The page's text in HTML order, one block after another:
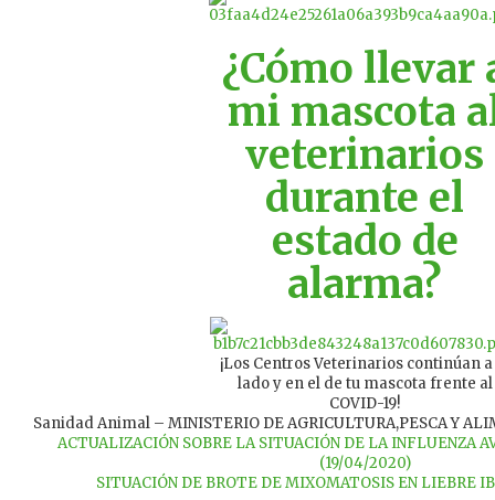
¿Cómo llevar
mi mascota
veterinarios
durante el
estado de
alarma?
¡Los Centros Veterinarios continúan
lado y en el de tu mascota frente al
COVID-19!
Sanidad Animal – MINISTERIO DE AGRICULTURA,PESCA Y
ACTUALIZACIÓN SOBRE LA SITUACIÓN DE LA INFLUENZA
(19/04/2020)
SITUACIÓN DE BROTE DE MIXOMATOSIS EN LIEBRE